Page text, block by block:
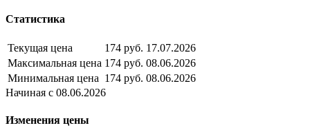
Статистика
Текущая цена 174 руб. 17.07.2026
Максимальная цена 174 руб. 08.06.2026
Минимальная цена 174 руб. 08.06.2026
Начиная с 08.06.2026
Изменения цены